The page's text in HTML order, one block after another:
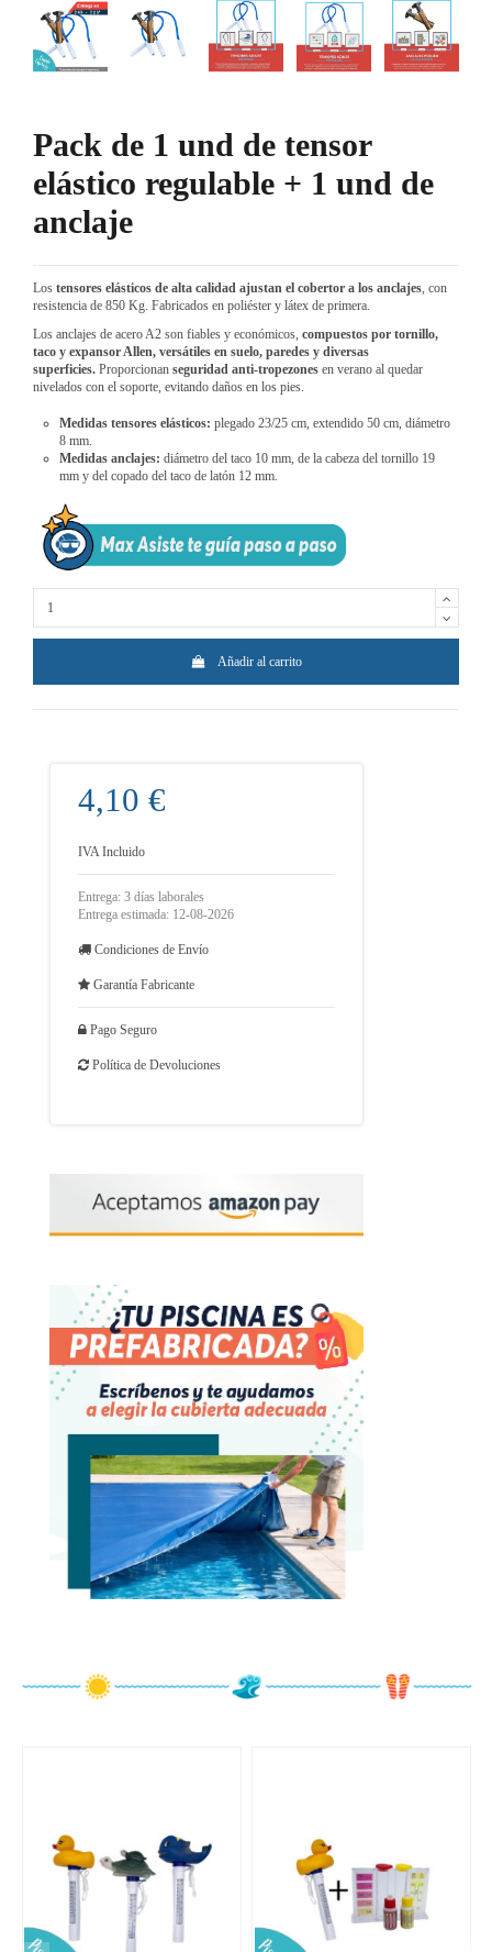
Pack de 1 und de tensor
elástico regulable + 1 und de
anclaje
Los tensores elásticos de alta calidad ajustan el cobertor a los anclajes, con
resistencia de 850 Kg. Fabricados en poliéster y látex de primera.
Los anclajes de acero A2 son fiables y económicos, compuestos por tornillo,
taco y expansor Allen, versátiles en suelo, paredes y diversas
superficies. Proporcionan seguridad anti-tropezones en verano al quedar
nivelados con el soporte, evitando daños en los pies.
Medidas tensores elásticos: plegado 23/25 cm, extendido 50 cm, diámetro
8 mm.
Medidas anclajes: diámetro del taco 10 mm, de la cabeza del tornillo 19
mm y del copado del taco de latón 12 mm.
Añadir al carrito
4,10 €
IVA Incluido
Entrega: 3 días laborales
Entrega estimada: 12-08-2026
Condiciones de Envío
Garantía Fabricante
Pago Seguro
 Política de Devoluciones